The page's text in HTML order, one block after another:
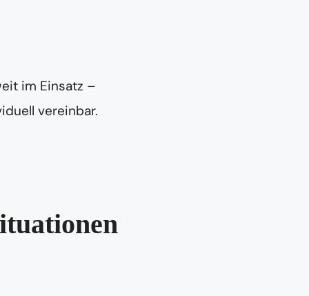
im Einsatz –
vereinbar.